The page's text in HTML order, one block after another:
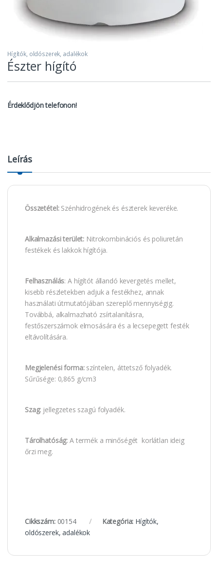
Hígítók, oldószerek, adalékok
Észter hígító
Érdeklődjön telefonon!
Leírás
Összetétel:Szénhidrogének és észterek keveréke.
Alkalmazási terület: Nitrokombinációs és poliuretán
festékek és lakkok hígítója.
Felhasználás: A hígítót állandó kevergetés mellet,
kisebb részletekben adjuk a festékhez, annak
használati útmutatójában szereplő mennyiségig.
Továbbá, alkalmazható zsírtalanításra,
festőszerszámok elmosására és a lecsepegett festék
eltávolítására.
Megjelenési forma:színtelen, áttetsző folyadék.
Sűrűsége: 0,865 g/cm3
Szag: jellegzetes szagú folyadék.
Tárolhatóság: A termék a minőségét korlátlan ideig
őrzi meg.
Cikkszám: 00154 Kategória: Hígítók,
oldószerek, adalékok